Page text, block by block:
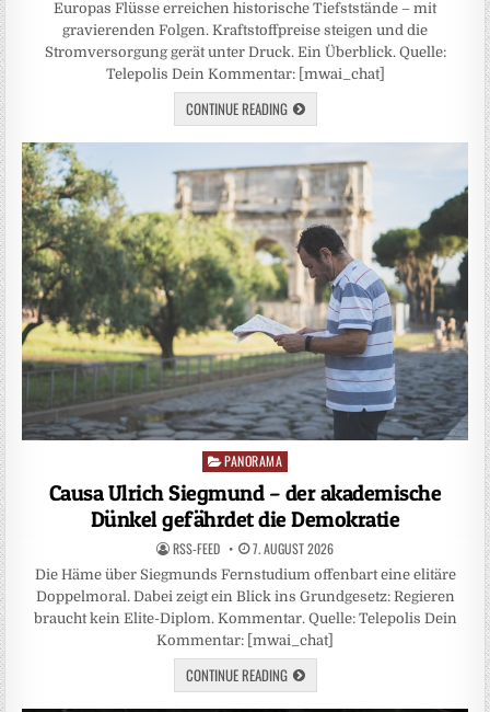
Europas Flüsse erreichen historische Tiefststände – mit
gravierenden Folgen. Kraftstoffpreise steigen und die
Stromversorgung gerät unter Druck. Ein Überblick. Quelle:
Telepolis Dein Kommentar: [mwai_chat]
CONTINUE READING
Posted
PANORAMA
Causa Ulrich Siegmund – der akademische
Dünkel gefährdet die Demokratie
RSS-FEED 7. AUGUST 2026
Die Häme über Siegmunds Fernstudium offenbart eine elitäre
Doppelmoral. Dabei zeigt ein Blick ins Grundgesetz: Regieren
braucht kein Elite-Diplom. Kommentar. Quelle: Telepolis Dein
Kommentar: [mwai_chat]
CONTINUE READING